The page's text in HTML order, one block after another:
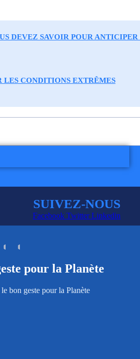
DEVEZ SAVOIR POUR
CONDITIONS EXTRÊMES
SUIVEZ-NOUS
Facebook Twitter Linkedin
pour la Planète
bon geste pour la Planète